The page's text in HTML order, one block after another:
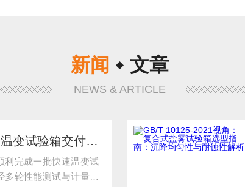
新闻 文章
NEWS & ARTICLE
广东德瑞检测完成一批快速温变试验箱交付 助力高寒高热环境模拟验证
利完成一批快速温变试
多轮性能测试与计量校